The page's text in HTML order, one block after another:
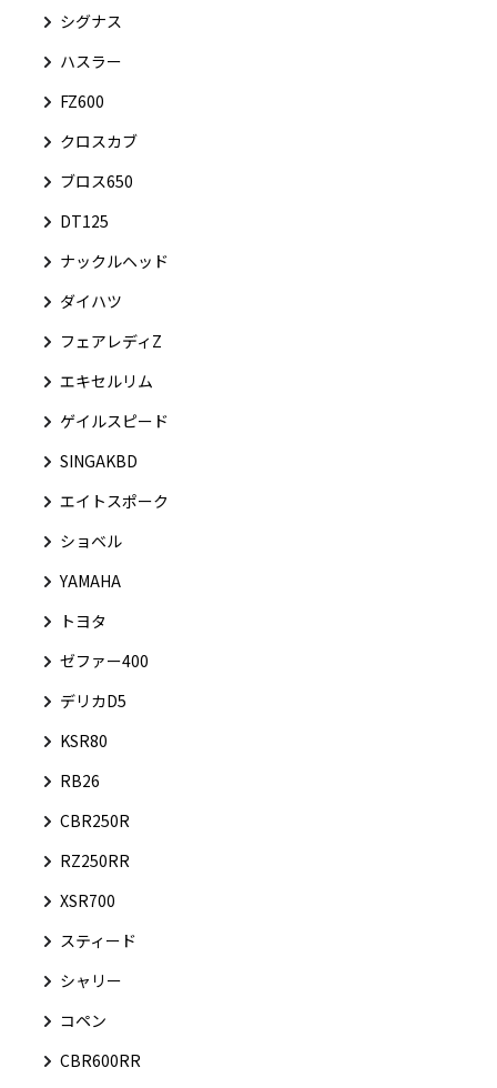
シグナス
ハスラー
FZ600
クロスカブ
ブロス650
DT125
ナックルヘッド
ダイハツ
フェアレディZ
エキセルリム
ゲイルスピード
SINGAKBD
エイトスポーク
ショベル
YAMAHA
トヨタ
ゼファー400
デリカD5
KSR80
RB26
CBR250R
RZ250RR
XSR700
スティード
シャリー
コペン
CBR600RR